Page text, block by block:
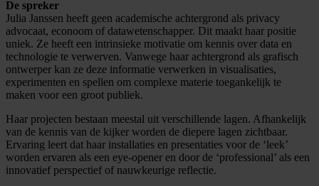
De spreker
Julia Janssen heeft geen academische achtergrond als privacy
advocaat, econoom of datawetenschapper. Dit maakt haar positie
uniek. Ze heeft een intrinsieke motivatie om kennis over data en
technologie te verwerven. Vanwege haar achtergrond als grafisch
ontwerper kan ze deze informatie verwerken in visualisaties,
experimenten en spellen om complexe materie toegankelijk te
maken voor een groot publiek.
Haar projecten bestaan meestal uit verschillende lagen. Afhankelijk
van de kennis van de kijker worden de diepere lagen zichtbaar.
Ervaring leert dat haar installaties en presentaties voor de ‘leek’
worden ervaren als een eye-opener en door de ‘professional’ als een
innovatief perspectief of nauwkeurige reflectie.